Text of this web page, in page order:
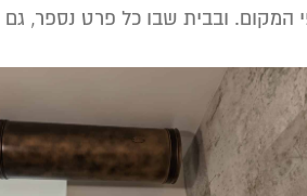
ובבית שבו כל פרט נספר, גם